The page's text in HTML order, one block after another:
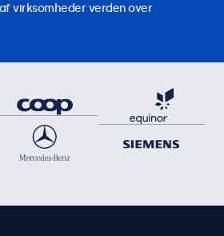
virksomheder verden over